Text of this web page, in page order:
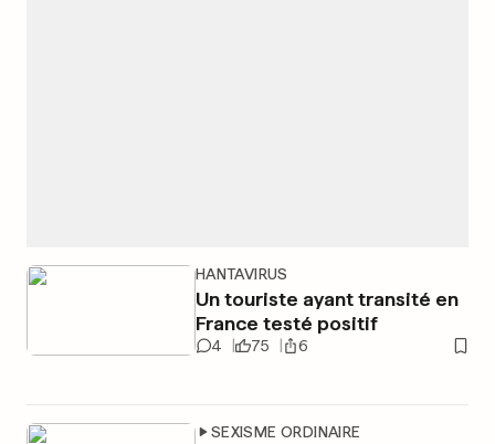
HANTAVIRUS
Un touriste ayant transité en
France testé positif
4 75 6
SEXISME ORDINAIRE